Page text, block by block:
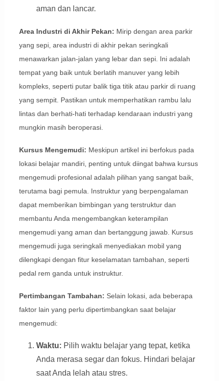
aman dan lancar.
Area Industri di Akhir Pekan: Mirip dengan area parkir
yang sepi, area industri di akhir pekan seringkali
menawarkan jalan-jalan yang lebar dan sepi. Ini adalah
tempat yang baik untuk berlatih manuver yang lebih
kompleks, seperti putar balik tiga titik atau parkir di ruang
yang sempit. Pastikan untuk memperhatikan rambu lalu
lintas dan berhati-hati terhadap kendaraan industri yang
mungkin masih beroperasi.
Kursus Mengemudi: Meskipun artikel ini berfokus pada
lokasi belajar mandiri, penting untuk diingat bahwa kursus
mengemudi profesional adalah pilihan yang sangat baik,
terutama bagi pemula. Instruktur yang berpengalaman
dapat memberikan bimbingan yang terstruktur dan
membantu Anda mengembangkan keterampilan
mengemudi yang aman dan bertanggung jawab. Kursus
mengemudi juga seringkali menyediakan mobil yang
dilengkapi dengan fitur keselamatan tambahan, seperti
pedal rem ganda untuk instruktur.
Pertimbangan Tambahan: Selain lokasi, ada beberapa
faktor lain yang perlu dipertimbangkan saat belajar
mengemudi:
Waktu: Pilih waktu belajar yang tepat, ketika
Anda merasa segar dan fokus. Hindari belajar
saat Anda lelah atau stres.